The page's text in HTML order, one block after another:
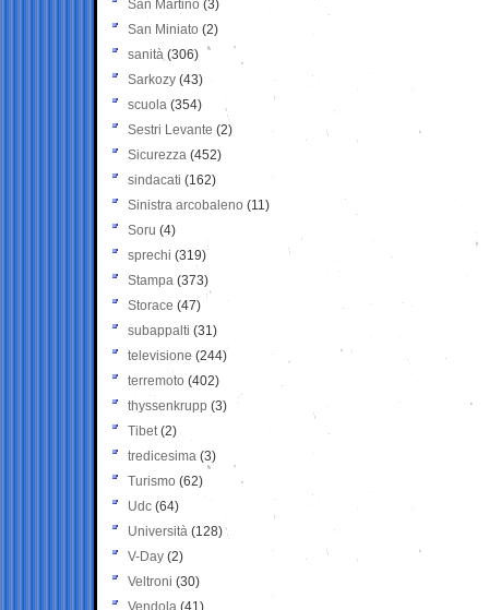
San Martino (3)
San Miniato (2)
sanità (306)
Sarkozy (43)
scuola (354)
Sestri Levante (2)
Sicurezza (452)
sindacati (162)
Sinistra arcobaleno (11)
Soru (4)
sprechi (319)
Stampa (373)
Storace (47)
subappalti (31)
televisione(244)
terremoto (402)
thyssenkrupp (3)
Tibet(2)
tredicesima (3)
Turismo (62)
Udc (64)
Università (128)
V-Day (2)
Veltroni (30)
Vendola (41)